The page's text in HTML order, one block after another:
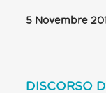
5 Novembre
DISCORSO